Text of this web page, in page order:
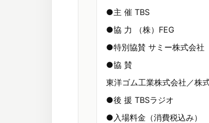
●主 催 TBS
●協 力 （株）FEG
●特別協賛 サミー株式会社
●協 賛
東洋ゴム工業株式会社／株
●後 援 TBSラジオ
●入場料金（消費税込み）